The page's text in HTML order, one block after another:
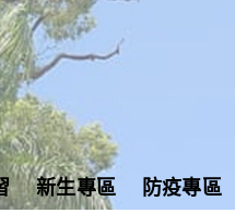
新生專區 防疫專區